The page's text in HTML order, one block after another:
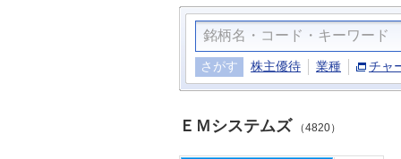
さがす 株主優待 業種 チャ
ＥＭシステムズ （4820）